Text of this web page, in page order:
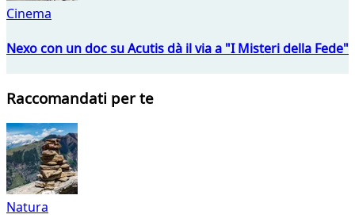
Cinema
Nexo con un doc su Acutis dà il via a "I Misteri della Fede"
Raccomandati per te
Natura